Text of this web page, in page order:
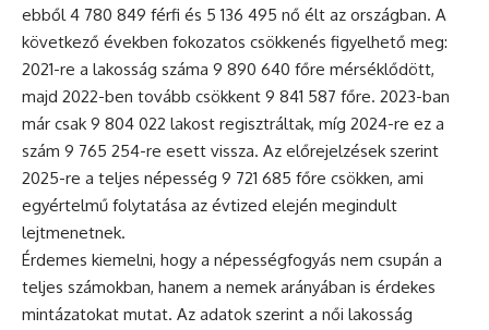
ebből 4 780 849 férfi és 5 136 495 nő élt az országban. A
következő években fokozatos csökkenés figyelhető meg:
2021-re a lakosság száma 9 890 640 főre mérséklődött,
majd 2022-ben tovább csökkent 9 841 587 főre. 2023-ban
már csak 9 804 022 lakost regisztráltak, míg 2024-re ez a
szám 9 765 254-re esett vissza. Az előrejelzések szerint
2025-re a teljes népesség 9 721 685 főre csökken, ami
egyértelmű folytatása az évtized elején megindult
lejtmenetnek.
Érdemes kiemelni, hogy a népességfogyás nem csupán a
teljes számokban, hanem a nemek arányában is érdekes
mintázatokat mutat. Az adatok szerint a női lakosság